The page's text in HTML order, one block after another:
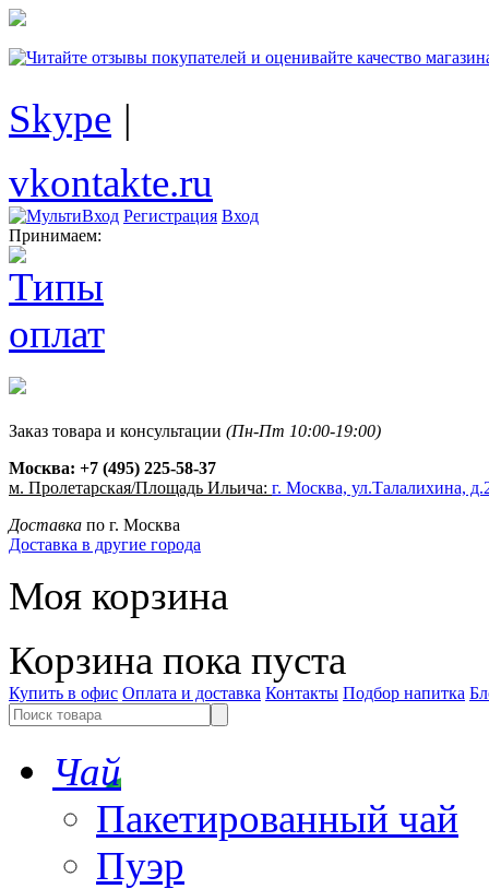
Skype |
vkontakte.ru
Регистрация Вход
Принимаем:
Заказ товара и консультации (Пн-Пт 10:00-19:00)
Москва: +7 (495) 225-58-37
м. Пролетарская/Площадь Ильича: г. Москва, ул.Талалихина,
Доставка по г. Москва
Доставка в другие города
Моя корзина
Корзина пока пуста
Купить в офис Оплата и доставка Контакты Подбор напитка
Чай
Пакетированный чай
Пуэр